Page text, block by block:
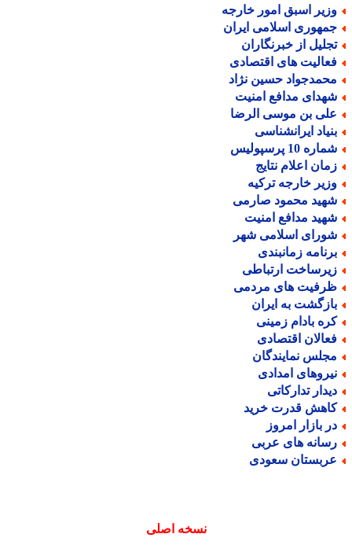
اسبق امور خارجه
اسلامی ایران
از خبرنگاران
های اقتصادی
حسین نژاد
مدافع امنیت
بن موسی الرضا
ایرانشناسی
10 پرسپولیس
اعلام نتایج
خارجه ترکیه
محمود صارمی
مدافع امنیت
اسلامی شهر
زمانبندی
ارتباطی
های مردمی
به ایران
بادام زمینی
اقتصادی
نمایندگان
امدادی
تدارکاتی
قدرت خرید
بازار امروز
های عربی
سعودی
نسخه اصلی